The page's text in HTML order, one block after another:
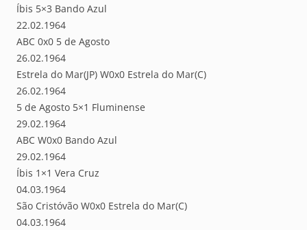
Íbis 5×3 Bando Azul
22.02.1964
ABC 0x0 5 de Agosto
26.02.1964
Estrela do Mar(JP) W0x0 Estrela do Mar(C)
26.02.1964
5 de Agosto 5×1 Fluminense
29.02.1964
ABC W0x0 Bando Azul
29.02.1964
Íbis 1×1 Vera Cruz
04.03.1964
São Cristóvão W0x0 Estrela do Mar(C)
04.03.1964